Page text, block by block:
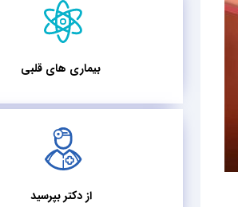
بیماری های قلبی
از دکتر بپرسید